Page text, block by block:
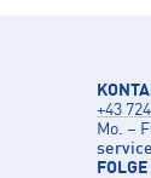
+43
Mo. –